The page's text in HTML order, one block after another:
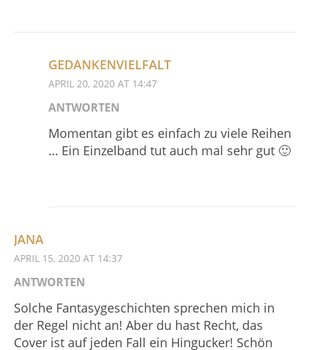
GEDANKENVIELFALT
APRIL 20, 2020 AT 14:47
ANTWORTEN
Momentan gibt es einfach zu viele Reihen
… Ein Einzelband tut auch mal sehr gut 🙂
JANA
APRIL 15, 2020 AT 14:37
ANTWORTEN
Solche Fantasygeschichten sprechen mich in
der Regel nicht an! Aber du hast Recht, das
Cover ist auf jeden Fall ein Hingucker! Schön